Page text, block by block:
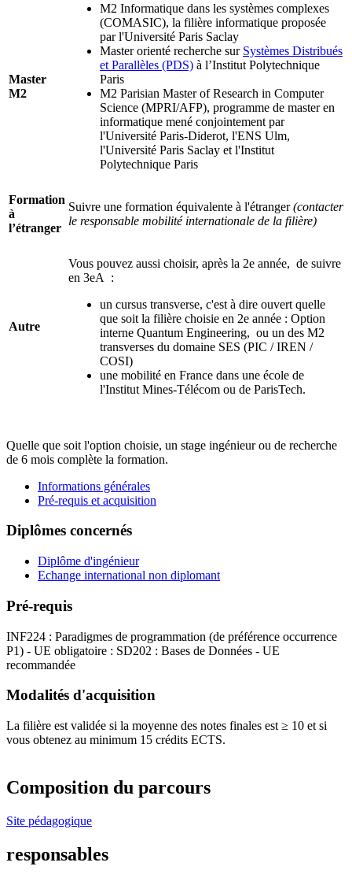
Master
M2
M2 Informatique dans les systèmes complexes
(COMASIC), la filière informatique proposée
par l'Université Paris Saclay
Master orienté recherche sur Systèmes Distribués
et Parallèles (PDS) à l’Institut Polytechnique
Paris
M2 Parisian Master of Research in Computer
Science (MPRI/AFP), programme de master en
informatique mené conjointement par
l'Université Paris-Diderot, l'ENS Ulm,
l'Université Paris Saclay et l'Institut
Polytechnique Paris
Formation
à
l’étranger
Suivre une formation équivalente à l'étranger(contacter
le responsable mobilité internationale de la filière)
Autre
Vous pouvez aussi choisir, après la 2e année, de suivre
en 3eA :
un cursus transverse, c'est à dire ouvert quelle
que soit la filière choisie en 2e année : Option
interne Quantum Engineering, ou un des M2
transverses du domaine SES (PIC / IREN /
COSI)
une mobilité en France dans une école de
l'Institut Mines-Télécom ou de ParisTech.
Quelle que soit l'option choisie, un stage ingénieur ou de recherche
de 6 mois complète la formation.
Informations générales
Pré-requis et acquisition
Diplômes concernés
Diplôme d'ingénieur
Echange international non diplomant
Pré-requis
INF224 : Paradigmes de programmation (de préférence occurrence
P1) - UE obligatoire : SD202 : Bases de Données - UE
recommandée
Modalités d'acquisition
La filière est validée si la moyenne des notes finales est ≥ 10 et si
vous obtenez au minimum 15 crédits ECTS.
Composition du parcours
Site pédagogique
responsables